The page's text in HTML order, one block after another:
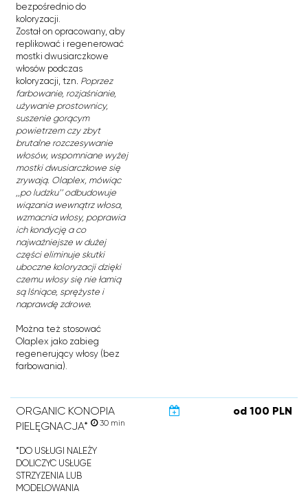
bezpośrednio do
koloryzacji.
Został on opracowany, aby
replikować i regenerować
mostki dwusiarczkowe
włosów podczas
koloryzacji, tzn. Poprzez
farbowanie, rozjaśnianie,
używanie prostownicy,
suszenie gorącym
powietrzem czy zbyt
brutalne rozczesywanie
włosów, wspomniane wyżej
mostki dwusiarczkowe się
zrywają. Olaplex, mówiąc
,,po ludzku’’ odbudowuje
wiązania wewnątrz włosa,
wzmacnia włosy, poprawia
ich kondycję a co
najważniejsze w dużej
części eliminuje skutki
uboczne koloryzacji dzięki
czemu włosy się nie łamią
są lśniące, sprężyste i
naprawdę zdrowe.
Można też stosować
Olaplex jako zabieg
regenerujący włosy (bez
farbowania).
ORGANIC KONOPIA
PIELĘGNACJA*
30 min
od 100 PLN
*DO USŁUGI NALEŻY
DOLICZYC USŁUGE
STRZYZENIA LUB
MODELOWANIA